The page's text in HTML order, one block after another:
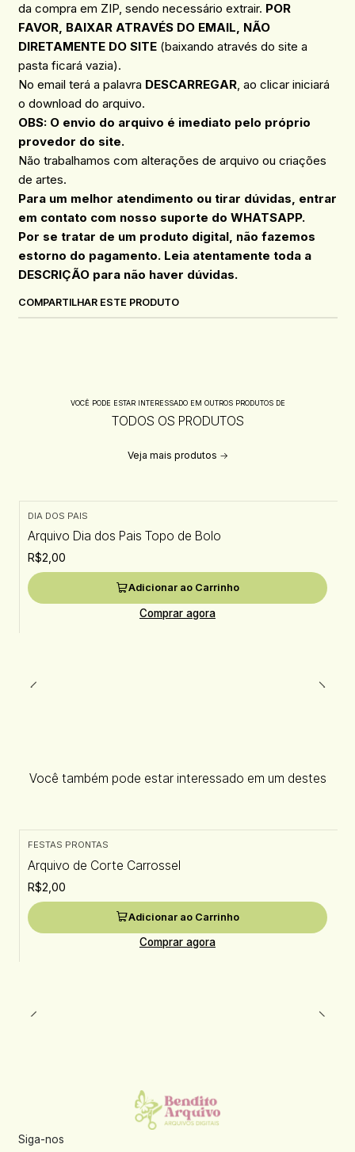
da compra em ZIP, sendo necessário extrair. POR
FAVOR, BAIXAR ATRAVÉS DO EMAIL, NÃO
DIRETAMENTE DO SITE(baixando através do site a
pasta ficará vazia).
No email terá a palavra DESCARREGAR, ao clicar iniciará
o download do arquivo.
OBS: O envio do arquivo é imediato pelo próprio
provedor do site.
Não trabalhamos com alterações de arquivo ou criações
de artes.
Para um melhor atendimento ou tirar dúvidas, entrar
em contato com nosso suporte do WHATSAPP.
Por se tratar de um produto digital, não fazemos
estorno do pagamento. Leia atentamente toda a
DESCRIÇÃO para não haver dúvidas.
COMPARTILHAR ESTE PRODUTO
VOCÊ PODE ESTAR INTERESSADO EM OUTROS PRODUTOS DE
TODOS OS PRODUTOS
Veja mais produtos
DIA DOS PAIS
Arquivo Dia dos Pais Topo de Bolo
R$2,00
Adicionar ao Carrinho
Comprar agora
Você também pode estar interessado em um destes
FESTAS PRONTAS
Arquivo de Corte Carrossel
R$2,00
Adicionar ao Carrinho
Comprar agora
Siga-nos